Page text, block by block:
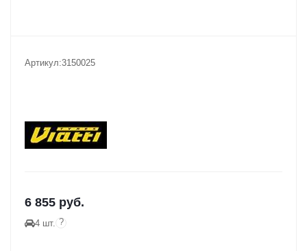
Артикул:3150025
6 855 руб.
4 шт. ?